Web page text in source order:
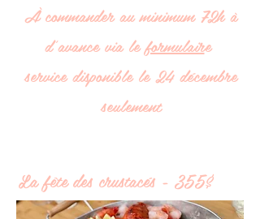
À commander au minimum 72h à
d'avance via leformulaire
service disponible le 24 décembre
seulement
La fête des crustacés - 355$